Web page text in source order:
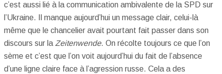
c’est aussi lié à la communication ambivalente de la SPD sur
l’Ukraine. Il manque aujourd’hui un message clair, celui-là
même que le chancelier avait pourtant fait passer dans son
discours sur la Zeitenwende. On récolte toujours ce que l’on
sème et c’est que l’on voit aujourd’hui du fait de l’absence
d’une ligne claire face à l’agression russe. Cela a des